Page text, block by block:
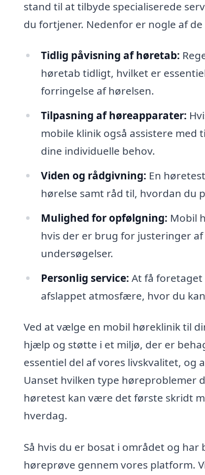
stand til at tilbyde specialiserede
du fortjener. Nedenfor er nogle af
Tidlig påvisning af høretab:
høretab tidligt, hvilket er
forringelse af hørelsen.
Tilpasning af høreapparater:
mobile klinik også assistere
dine individuelle behov.
Viden og rådgivning: En
hørelse samt råd til, hvordan du
Mulighed for opfølgning: Mobil
hvis der er brug for justeringer
undersøgelser.
Personlig service: At få
afslappet atmosfære, hvor du
Ved at vælge en mobil høreklinik til
hjælp og støtte i et miljø, der er
essentiel del af vores livskvalitet,
Uanset hvilken type høreproblemer
høretest kan være det første skridt
hverdag.
Så hvis du er bosat i området og
høreprøve gennem vores platform.